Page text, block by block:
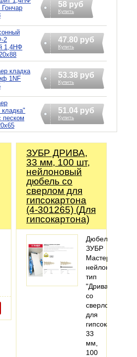
Гончар
58 руб
Купить
2
1,4НФ
47.80 руб
Купить
кладка
1NF
53.38 руб
Купить
песком
51.04 руб
Купить
ЗУБР ДРИВА,
33 мм, 100 шт,
нейлоновый
дюбель со
сверлом для
гипсокартона
(4-301265) (Для
гипсокартона)
Дюбель
ЗУБР
Мастер
нейлоновый,
тип
"Дрива"
со
сверлом,
для
гипсокартона,
33
мм,
100